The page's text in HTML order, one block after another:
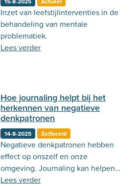
Inzet van leefstijlinterventies in de
behandeling van mentale
problematiek.
Lees verder
Hoe journaling helpt bij het
herkennen van negatieve
denkpatronen
14-8-2025 Zelfbeeld
Negatieve denkpatronen hebben
effect op onszelf en onze
omgeving. Journaling kan helpen
om gedachten op papier te zetten
Lees verder